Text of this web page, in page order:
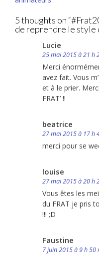
5 thoughts on “
de reprendre le style
Lucie
25 mai 2015 à 21 h
Merci
avez fait. Vous
et à le prier.
FRAT’ !!
beatrice
27 mai 2015 à 17 h
merci pour se
louise
27 mai 2015 à 20 h
Vous êtes les
du FRAT je pris
!!! ;D
Faustine
7 juin 2015 à 9 h 50